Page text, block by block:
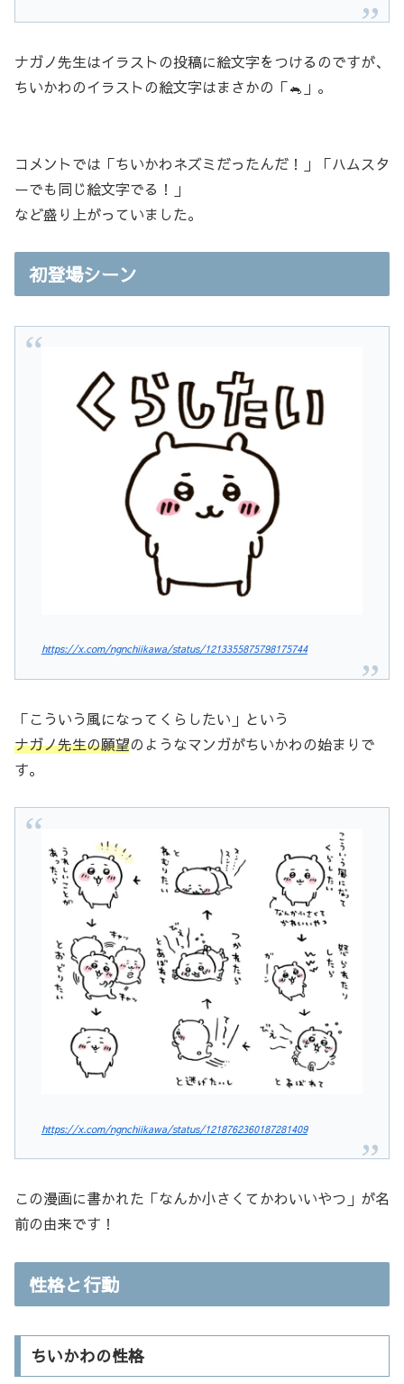
ナガノ先生はイラストの投稿に絵文字をつけるのですが、
ちいかわのイラストの絵文字はまさかの「🐁」。
コメントでは「ちいかわネズミだったんだ！」「ハムスタ
ーでも同じ絵文字でる！」
など盛り上がっていました。
初登場シーン
https://x.com/ngnchiikawa/status/1213355875798175744
「こういう風になってくらしたい」という
ナガノ先生の願望のようなマンガがちいかわの始まりで
す。
https://x.com/ngnchiikawa/status/1218762360187281409
この漫画に書かれた「なんか小さくてかわいいやつ」が名
前の由来です！
性格と行動
ちいかわの性格